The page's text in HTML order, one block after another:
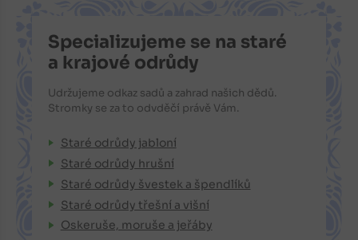
Specializujeme se na staré
a krajové odrůdy
Udržujeme odkaz sadů a zahrad našich dědů.
Stromky se za to odvděčí právě Vám.
Staré odrůdy jabloní
Staré odrůdy hrušní
Staré odrůdy švestek a špendlíků
Staré odrůdy třešní a višní
Oskeruše, moruše a jeřáby